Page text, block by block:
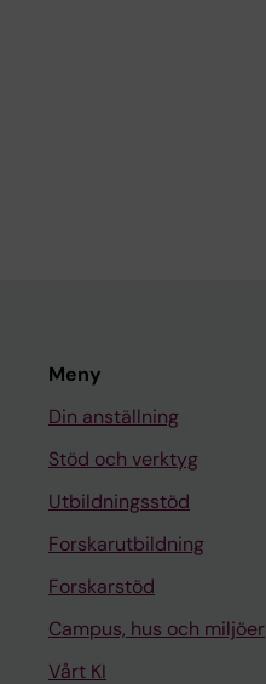
Meny
Din anställning
Stöd och verktyg
Utbildningsstöd
Forskarutbildning
Forskarstöd
Campus, hus och miljöer
Vårt KI